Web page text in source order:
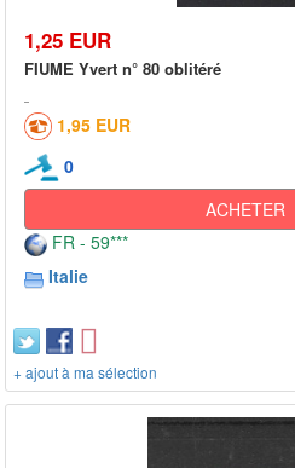
1,25 EUR
FIUME Yvert n° 80 oblitéré
1,95 EUR
0
ACHETER
FR - 59***
Italie
+ ajout à ma sélection